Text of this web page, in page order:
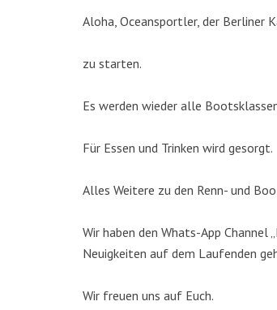
Aloha, Oceansportler, der Berliner
zu starten.
Es werden wieder alle
Für Essen und Trinken wird gesorgt.
Alles Weitere zu den Renn- und
Wir haben den Whats-App
Neuigkeiten auf dem Laufenden
Wir freuen uns auf Euch.
Aktuell(48)
Drachenboot(47)
Kanu-Rennsport(13)